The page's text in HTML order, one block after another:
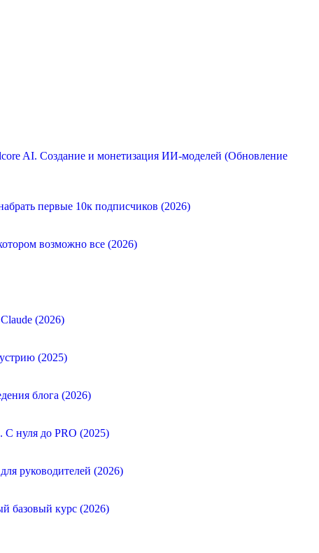
AI. Создание и монетизация ИИ-моделей (Обновление
первые 10к подписчиков (2026)
возможно все (2026)
(2026)
(2025)
блога (2026)
С нуля до PRO (2025)
руководителей (2026)
базовый курс (2026)